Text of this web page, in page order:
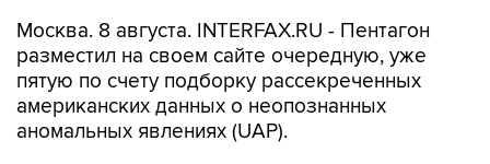
Москва. 8 августа. INTERFAX.RU - Пентагон
разместил на своем сайте очередную, уже
пятую по счету подборку рассекреченных
американских данных о неопознанных
аномальных явлениях (UAP).